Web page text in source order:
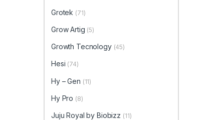
Grotek (71)
Grow Artig (5)
Growth Tecnology (45)
Hesi (74)
Hy – Gen (11)
Hy Pro (8)
Juju Royal by Biobizz (11)